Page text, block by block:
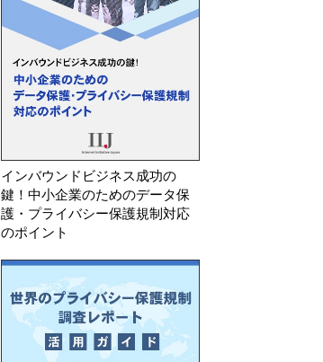
インバウンドビジネス成功の
鍵！中小企業のためのデータ保
護・プライバシー保護規制対応
のポイント